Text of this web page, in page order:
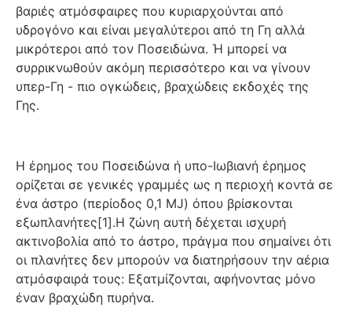
βαριές ατμόσφαιρες που κυριαρχούνται από
υδρογόνο και είναι μεγαλύτεροι από τη Γη αλλά
μικρότεροι από τον Ποσειδώνα. Ή μπορεί να
συρρικνωθούν ακόμη περισσότερο και να γίνουν
υπερ-Γη - πιο ογκώδεις, βραχώδεις εκδοχές της
Γης.
Η έρημος του Ποσειδώνα ή υπο-Ιωβιανή έρημος
ορίζεται σε γενικές γραμμές ως η περιοχή κοντά σε
ένα άστρο (περίοδος 0,1 MJ) όπου βρίσκονται
εξωπλανήτες[1].Η ζώνη αυτή δέχεται ισχυρή
ακτινοβολία από το άστρο, πράγμα που σημαίνει ότι
οι πλανήτες δεν μπορούν να διατηρήσουν την αέρια
ατμόσφαιρά τους: Εξατμίζονται, αφήνοντας μόνο
έναν βραχώδη πυρήνα.